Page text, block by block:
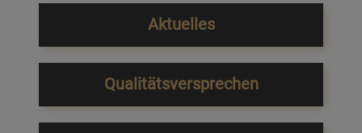
Aktuelles
Qualitätsversprechen